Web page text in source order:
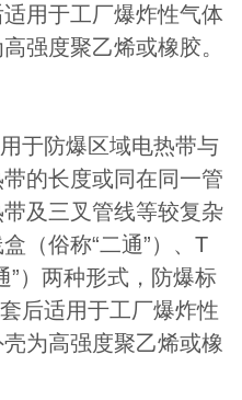
用于工厂爆炸性气体
强度聚乙烯或橡胶。
于防爆区域电热带与
的长度或同在同一管
及三叉管线等较复杂
（俗称“二通”）、T
”）两种形式，防爆标
后适用于工厂爆炸性
为高强度聚乙烯或橡